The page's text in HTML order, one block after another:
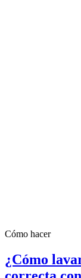
Cómo hacer
¿Cómo